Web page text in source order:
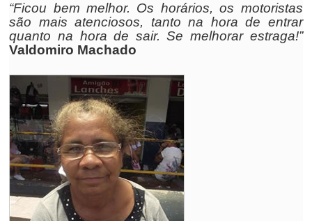
“Ficou bem melhor. Os horários, os motoristas
são mais atenciosos, tanto na hora de entrar
quanto na hora de sair. Se melhorar estraga!”
Valdomiro Machado